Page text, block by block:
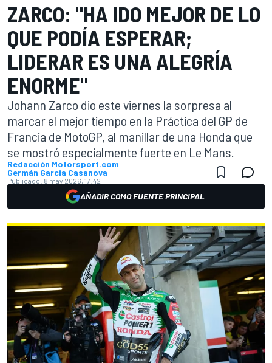
ZARCO: "HA IDO MEJOR DE LO
QUE PODÍA ESPERAR;
LIDERAR ES UNA ALEGRÍA
ENORME"
Johann Zarco dio este viernes la sorpresa al
marcar el mejor tiempo en la Práctica del GP de
Francia de MotoGP, al manillar de una Honda que
se mostró especialmente fuerte en Le Mans.
Redacción Motorsport.com
Germán Garcia Casanova
Publicado: 8 may 2026, 17:42
AÑADIR COMO FUENTE PRINCIPAL